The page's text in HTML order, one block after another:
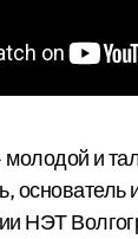
и
основатель
НЭТ